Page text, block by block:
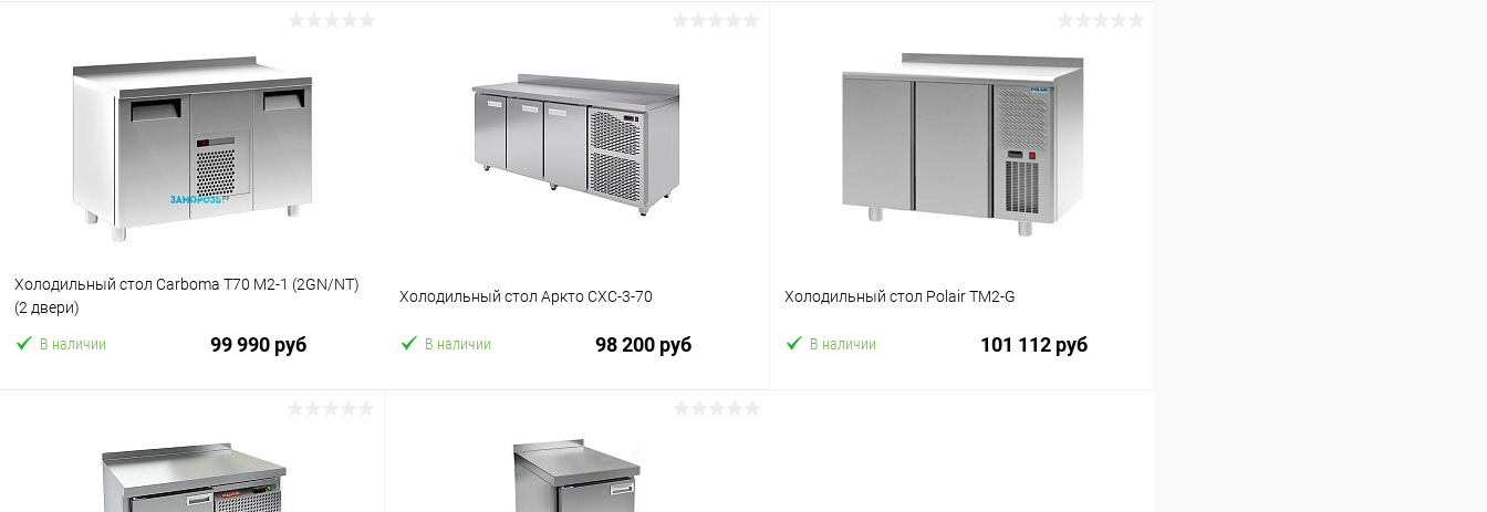
Купить в 1 клик Сравнение Купить в 1 клик Сравнение Сравнение
Холодильный стол Carboma T70 M2-1 (2GN/NT)
(2 двери)
В наличии 99 990 руб
Купить в 1 клик Сравнение
Холодильный стол Аркто СХС-3-70
В наличии 98 200 руб
В корзину
Купить в 1 клик Сравнение
Холодильный стол Polair TM2-G
В наличии 101 112 руб